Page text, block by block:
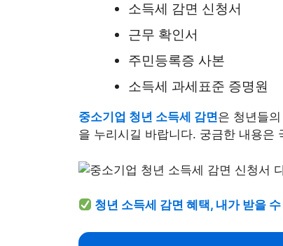
소득세 감면 신청서
근무 확인서
주민등록증 사본
소득세 과세표준 증명원
중소기업 청년 소득세 감면은 청년들
을 누리시길 바랍니다. 궁금한 내용은
청년 소득세 감면 혜택, 내가 받을